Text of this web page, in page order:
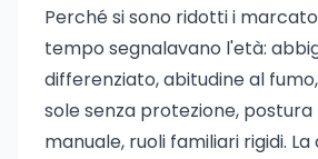
Perché si sono ridotti i
tempo segnalavano l'età:
differenziato, abitudine al
sole senza protezione,
manuale, ruoli familiari rigidi.